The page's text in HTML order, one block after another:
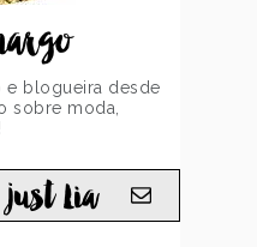
e blogueira desde
sobre moda,
Lia